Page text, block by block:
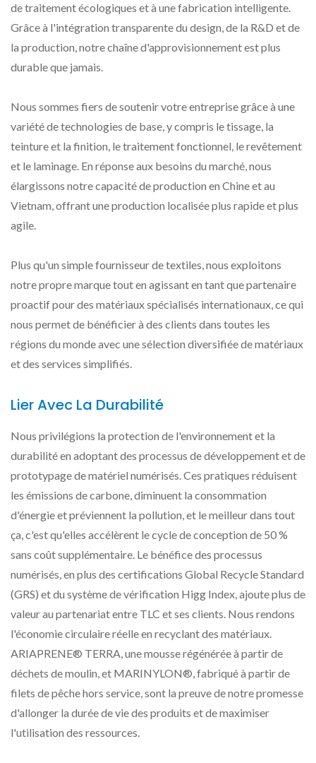
de traitement écologiques et à une fabrication intelligente.
Grâce à l'intégration transparente du design, de la R&D et de
la production, notre chaîne d'approvisionnement est plus
durable que jamais.
Nous sommes fiers de soutenir votre entreprise grâce à une
variété de technologies de base, y compris le tissage, la
teinture et la finition, le traitement fonctionnel, le revêtement
et le laminage. En réponse aux besoins du marché, nous
élargissons notre capacité de production en Chine et au
Vietnam, offrant une production localisée plus rapide et plus
agile.
Plus qu'un simple fournisseur de textiles, nous exploitons
notre propre marque tout en agissant en tant que partenaire
proactif pour des matériaux spécialisés internationaux, ce qui
nous permet de bénéficier à des clients dans toutes les
régions du monde avec une sélection diversifiée de matériaux
et des services simplifiés.
Lier Avec La Durabilité
Nous privilégions la protection de l'environnement et la
durabilité en adoptant des processus de développement et de
prototypage de matériel numérisés. Ces pratiques réduisent
les émissions de carbone, diminuent la consommation
d'énergie et préviennent la pollution, et le meilleur dans tout
ça, c'est qu'elles accélèrent le cycle de conception de 50 %
sans coût supplémentaire. Le bénéfice des processus
numérisés, en plus des certifications Global Recycle Standard
(GRS) et du système de vérification Higg Index, ajoute plus de
valeur au partenariat entre TLC et ses clients. Nous rendons
l'économie circulaire réelle en recyclant des matériaux.
ARIAPRENE® TERRA, une mousse régénérée à partir de
déchets de moulin, et MARINYLON®, fabriqué à partir de
filets de pêche hors service, sont la preuve de notre promesse
d'allonger la durée de vie des produits et de maximiser
l'utilisation des ressources.